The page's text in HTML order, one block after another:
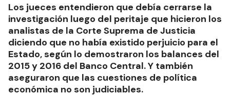
Los jueces entendieron que debía cerrarse la
investigación luego del peritaje que hicieron los
analistas de la Corte Suprema de Justicia
diciendo que no había existido perjuicio para el
Estado, según lo demostraron los balances del
2015 y 2016 del Banco Central. Y también
aseguraron que las cuestiones de política
económica no son judiciables.